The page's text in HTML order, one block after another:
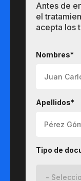
Antes de
el
acepta los
Nombres*
Apellidos*
Tipo de